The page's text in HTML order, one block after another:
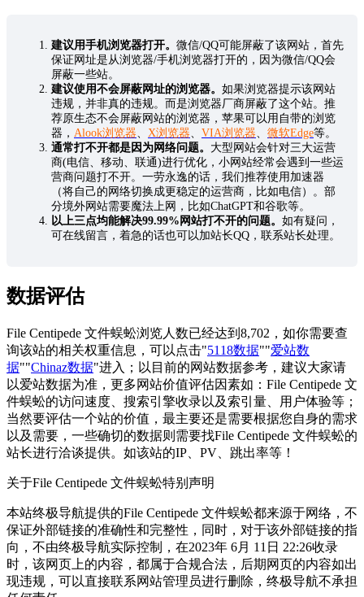
建议用手机浏览器打开。 微信/QQ可能屏蔽了该网站，首先
保证网址是从浏览器/手机浏览器打开的，因为微信/QQ会
屏蔽一些站。
建议使用不会屏蔽网址的浏览器。 如果浏览器提示该网站
违规，并非真的违规。而是浏览器厂商屏蔽了这个站。推
荐原生态不会屏蔽网站的浏览器，苹果可以用自带的浏览
器， Alook浏览器、 X浏览器、 VIA浏览器、 微软Edge等。
通常打不开都是因为网络问题。 大型网站会针对三大运营
商(电信、移动、联通)进行优化，小网站经常会遇到一些运
营商问题打不开。一劳永逸的话，我们推荐使用加速器
（将自己的网络切换成更稳定的运营商，比如电信）。部
分境外网站需要魔法上网，比如ChatGPT和谷歌等。
以上三点均能解决99.99%网站打不开的问题。 如有疑问，
可在线留言，着急的话也可以加站长QQ，联系站长处理。
数据评估
File Centipede 文件蜈蚣浏览人数已经达到8,702，如你需要查
询该站的相关权重信息，可以点击"5118数据""爱站数
据""Chinaz数据"进入；以目前的网站数据参考，建议大家请
以爱站数据为准，更多网站价值评估因素如：File Centipede 文
件蜈蚣的访问速度、搜索引擎收录以及索引量、用户体验等；
当然要评估一个站的价值，最主要还是需要根据您自身的需求
以及需要，一些确切的数据则需要找File Centipede 文件蜈蚣的
站长进行洽谈提供。如该站的IP、PV、跳出率等！
关于File Centipede 文件蜈蚣特别声明
本站终极导航提供的File Centipede 文件蜈蚣都来源于网络，不
保证外部链接的准确性和完整性，同时，对于该外部链接的指
向，不由终极导航实际控制，在2023年 6月 11日 22:26收录
时，该网页上的内容，都属于合规合法，后期网页的内容如出
现违规，可以直接联系网站管理员进行删除，终极导航不承担